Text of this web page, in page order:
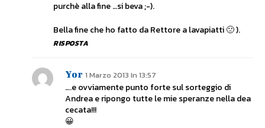
purchè alla fine …si beva ;-).
Bella fine che ho fatto da Rettore a lavapiatti 🙁 ).
RISPOSTA
Yor 1 Marzo 2013 In 13:57
….e ovviamente punto forte sul sorteggio di
Andrea e ripongo tutte le mie speranze nella dea
cecata!!!
😀